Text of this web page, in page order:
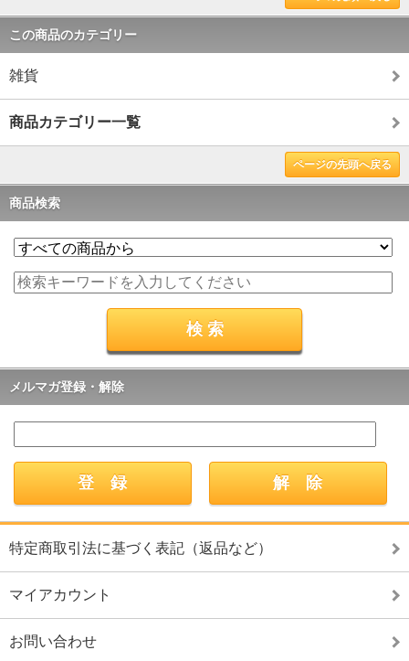
この商品のカテゴリー
雑貨
商品カテゴリー一覧
ページの先頭へ戻る
商品検索
メルマガ登録・解除
特定商取引法に基づく表記（返品など）
マイアカウント
お問い合わせ